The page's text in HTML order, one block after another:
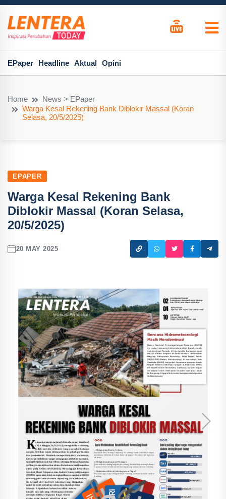
EPaper Headline Aktual Opini
Home
News > EPaper
Warga Kesal Rekening Bank Diblokir Massal (Koran
Selasa, 20/5/2025)
EPAPER
Warga Kesal Rekening Bank
Diblokir Massal (Koran Selasa,
20/5/2025)
20 MAY 2025